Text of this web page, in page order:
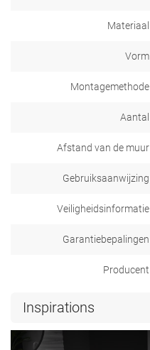
Materiaal
Vorm
Montagemethode
Aantal
Afstand van de muur
Gebruiksaanwijzing
Veiligheidsinformatie
Garantiebepalingen
Producent
Inspirations